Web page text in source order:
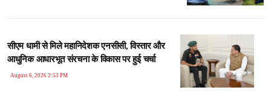
सीएम धामी से मिले महानिदेशक एनसीसी, विस्तार और
आधुनिक आधारभूत संरचना के विकास पर हुई चर्चा
August 6, 2026 2:53 PM